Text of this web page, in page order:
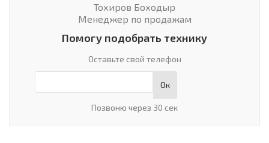
Тохиров Боходыр
Менеджер по продажам
Помогу подобрать технику
Оставьте свой телефон
Ок
Позвоню через 30 сек